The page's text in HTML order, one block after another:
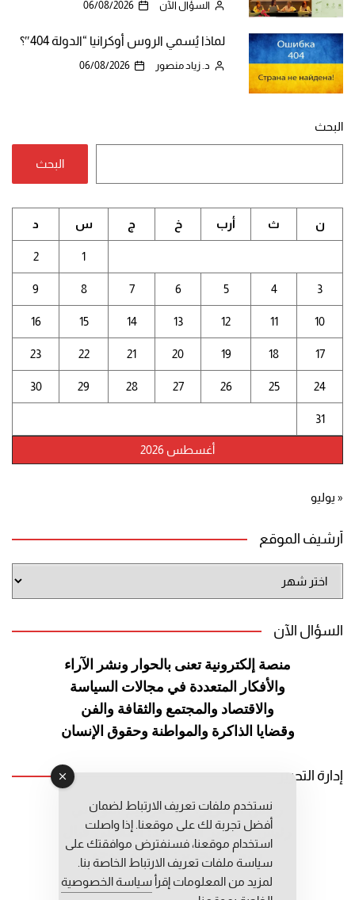
السؤال الآن 06/08/2026
لماذا يُسمي الروس أوكرانيا “الدولة 404″؟
د. زياد منصور 06/08/2026
البحث
البحث
أغسطس 2026
ن ث أرب خ ج س د
1
2
3
4
5
6
7
8
9
10
11
12
13
14
15
16
17
18
19
20
21
22
23
24
25
26
27
28
29
30
31
« يوليو
أرشيف الموقع
الموقع
السؤال الآن
منصة إلكترونية تعنى بالحوار ونشر الآراء
والأفكار المتعددة في مجالات السياسة
والاقتصاد والمجتمع والثقافة والفن
وقضايا الذاكرة والمواطنة وحقوق الإنسان
إدارة التحرير
رئيس التحرير: عبد الرحيم التوراني
رئيس التحرير المساعد: المعطي قبال
مديرة التحرير: فاطمة حوحو
نستخدم ملفات تعريف الارتباط لضمان
أفضل تجربة لك على موقعنا. إذا واصلت
استخدام موقعنا، فسنفترض موافقتك على
سياسة ملفات تعريف الارتباط الخاصة بنا.
لمزيد من المعلومات إقرأ سياسة الخصوصية